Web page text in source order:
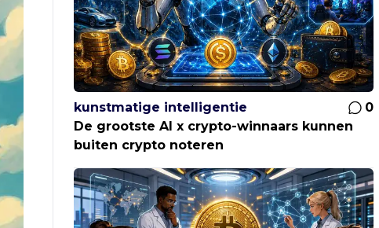
kunstmatige intelligentie
0
De grootste AI x crypto-winnaars kunnen
buiten crypto noteren